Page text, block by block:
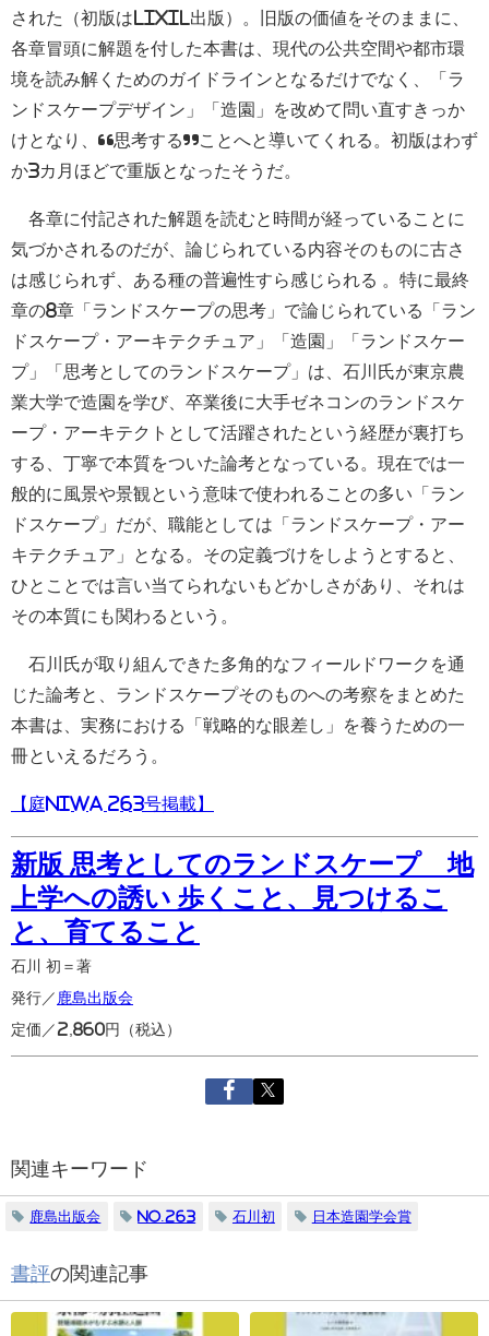
された（初版はLIXIL出版）。旧版の価値をそのままに、
各章冒頭に解題を付した本書は、現代の公共空間や都市環
境を読み解くためのガイドラインとなるだけでなく、「ラ
ンドスケープデザイン」「造園」を改めて問い直すきっか
けとなり、“思考する”ことへと導いてくれる。初版はわず
か3カ月ほどで重版となったそうだ。
各章に付記された解題を読むと時間が経っていることに
気づかされるのだが、論じられている内容そのものに古さ
は感じられず、ある種の普遍性すら感じられる 。特に最終
章の8章「ランドスケープの思考」で論じられている「ラン
ドスケープ・アーキテクチュア」「造園」「ランドスケー
プ」「思考としてのランドスケープ」は、石川氏が東京農
業大学で造園を学び、卒業後に大手ゼネコンのランドスケ
ープ・アーキテクトとして活躍されたという経歴が裏打ち
する、丁寧で本質をついた論考となっている。現在では一
般的に風景や景観という意味で使われることの多い「ラン
ドスケープ」だが、職能としては「ランドスケープ・アー
キテクチュア」となる。その定義づけをしようとすると、
ひとことでは言い当てられないもどかしさがあり、それは
その本質にも関わるという。
石川氏が取り組んできた多角的なフィールドワークを通
じた論考と、ランドスケープそのものへの考察をまとめた
本書は、実務における「戦略的な眼差し」を養うための一
冊といえるだろう。
【庭NIWA 263号掲載】
新版 思考としてのランドスケープ 地
上学への誘い 歩くこと、見つけるこ
と、育てること
石川 初＝著
発行／ 鹿島出版会
定価／2,860円（税込）
関連キーワード
鹿島出版会 No.263 石川初 日本造園学会賞
書評の関連記事